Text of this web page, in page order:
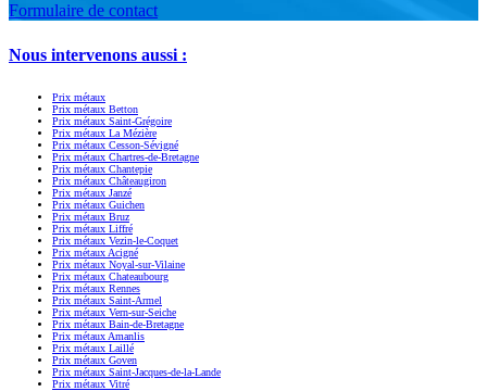
Formulaire de contact
Nous intervenons aussi :
Prix métaux
Prix métaux Betton
Prix métaux Saint-Grégoire
Prix métaux La Mézière
Prix métaux Cesson-Sévigné
Prix métaux Chartres-de-Bretagne
Prix métaux Chantepie
Prix métaux Châteaugiron
Prix métaux Janzé
Prix métaux Guichen
Prix métaux Bruz
Prix métaux Liffré
Prix métaux Vezin-le-Coquet
Prix métaux Acigné
Prix métaux Noyal-sur-Vilaine
Prix métaux Chateaubourg
Prix métaux Rennes
Prix métaux Saint-Armel
Prix métaux Vern-sur-Seiche
Prix métaux Bain-de-Bretagne
Prix métaux Amanlis
Prix métaux Laillé
Prix métaux Goven
Prix métaux Saint-Jacques-de-la-Lande
Prix métaux Vitré